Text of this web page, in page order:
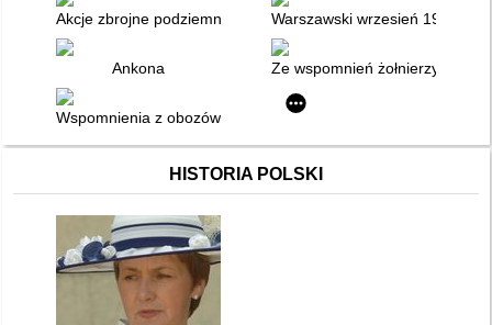
Akcje zbrojne podziemnej Warszawy 1939-1944
Warszawski wrzesień 1939
Ankona Ze wspomnień żołnierzy AK
Wspomnienia z obozów
HISTORIA POLSKI